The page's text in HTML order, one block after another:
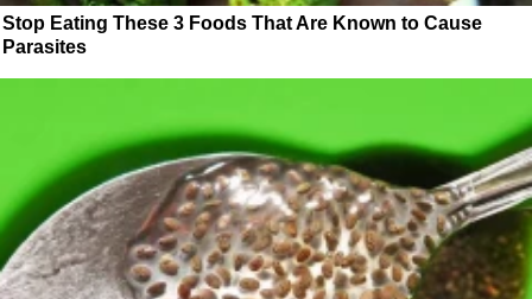
Stop Eating These 3 Foods That Are Known to Cause
Parasites